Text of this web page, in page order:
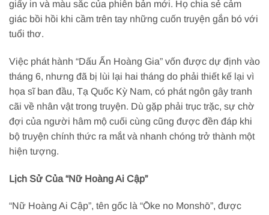
giấy in và màu sắc của phiên bản mới. Họ chia sẻ cảm
giác bồi hồi khi cầm trên tay những cuốn truyện gắn bó với
tuổi thơ.
Việc phát hành “Dấu Ấn Hoàng Gia” vốn được dự định vào
tháng 6, nhưng đã bị lùi lại hai tháng do phải thiết kế lại vì
họa sĩ ban đầu, Tạ Quốc Kỳ Nam, có phát ngôn gây tranh
cãi về nhân vật trong truyện. Dù gặp phải trục trặc, sự chờ
đợi của người hâm mộ cuối cùng cũng được đền đáp khi
bộ truyện chính thức ra mắt và nhanh chóng trở thành một
hiện tượng.
Lịch Sử Của “Nữ Hoàng Ai Cập”
“Nữ Hoàng Ai Cập”, tên gốc là “Ōke no Monshō”, được